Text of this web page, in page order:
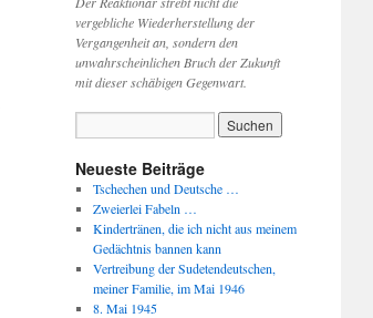
vergebliche Wiederherstellung der
Vergangenheit an, sondern den
unwahrscheinlichen Bruch der Zukunft
mit dieser schäbigen Gegenwart.
Neueste Beiträge
Tschechen und Deutsche …
Zweierlei Fabeln …
Kindertränen, die ich nicht aus meinem
Gedächtnis bannen kann
Vertreibung der Sudetendeutschen,
meiner Familie, im Mai 1946
8. Mai 1945